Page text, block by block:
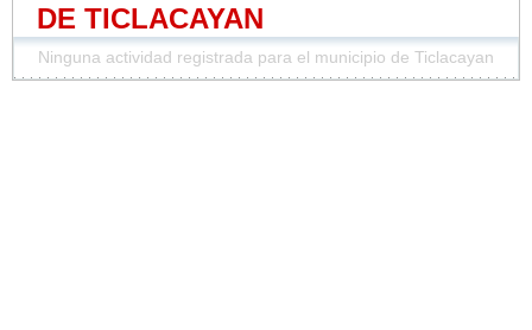
DE TICLACAYAN
Ninguna actividad registrada para el municipio de Ticlacayan